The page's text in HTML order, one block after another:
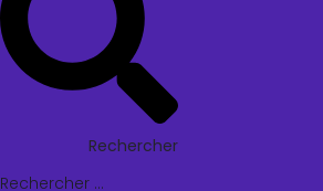
Rechercher